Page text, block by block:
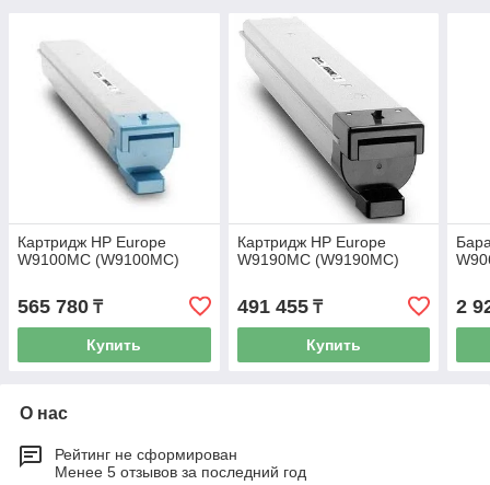
Картридж HP Europe
W9100MC (W9100MC)
565 780 ₸
Купить
Картридж HP Europe
W9190MC (W9190MC)
491 455₸
Купить
2
О нас
Рейтинг не сформирован
Менее 5 отзывов за последний год